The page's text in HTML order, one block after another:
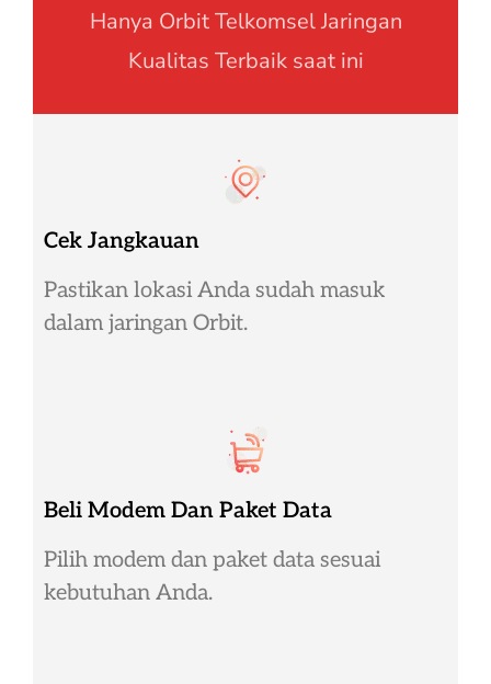
Hanya Orbit Telkomsel Jaringan
Kualitas Terbaik saat ini
Cek Jangkauan
Pastikan lokasi Anda sudah masuk
dalam jaringan Orbit.
Beli Modem Dan Paket Data
Pilih modem dan paket data sesuai
kebutuhan Anda.